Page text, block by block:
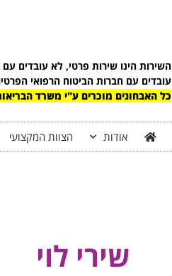
השירות הינו שירות פרטי, לא עובדים
עובדים עם חברות הביטוח הרפואי
כל האבחונים מוכרים ע"י משרד
אודות הצוות המקצועי
שירי לוי